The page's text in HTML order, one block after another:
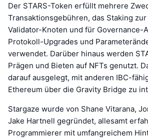
Der STARS-Token erfüllt mehrere
Transaktionsgebühren, das Staking
Validator-Knoten und für Governance-
Protokoll-Upgrades und
verwendet. Darüber hinaus werden
Prägen und Bieten auf NFTs genutzt.
darauf ausgelegt, mit anderen IBC-
Ethereum über die Gravity Bridge zu
Stargaze wurde von Shane Vitarana,
Jake Hartnell gegründet, allesamt
Programmierer mit umfangreichem